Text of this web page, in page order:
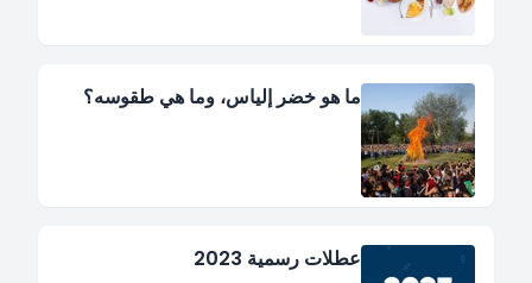
ما هو خضر إلياس، وما هي طقوسه؟
عطلات رسمية 2023